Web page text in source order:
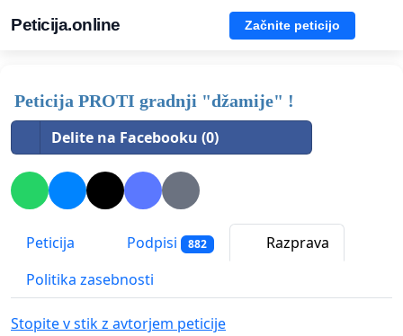
Peticija.online Začnite peticijo
Peticija PROTI gradnji "džamije" !
Delite na Facebooku (0)
Peticija Podpisi 882
Razprava
Politika zasebnosti
Stopite v stik z avtorjem peticije